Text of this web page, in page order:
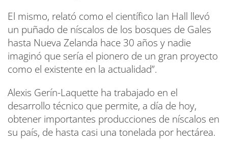
El mismo, relató como el científico Ian Hall llevó
un puñado de níscalos de los bosques de Gales
hasta Nueva Zelanda hace 30 años y nadie
imaginó que sería el pionero de un gran proyecto
como el existente en la actualidad”.
Alexis Gerín-Laquette ha trabajado en el
desarrollo técnico que permite, a día de hoy,
obtener importantes producciones de níscalos en
su país, de hasta casi una tonelada por hectárea.